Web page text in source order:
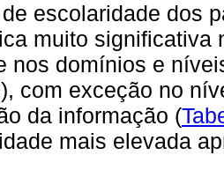
escolaridade dos
muito significativa
nos domínios e
com exceção no
da informação (
mais elevada